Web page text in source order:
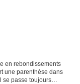
en rebondissements
une parenthèse dans
se passe toujours